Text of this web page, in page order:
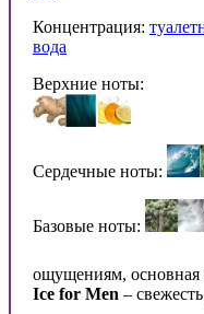
Концентрация:
вода
Верхние ноты:
Сердечные ноты:
Базовые ноты:
ощущениям, основная
Ice for Men –